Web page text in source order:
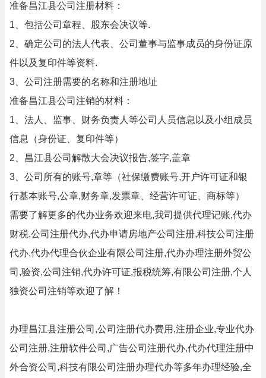
准备昌江县公司注册材料：
1、包括公司章程、股东会决议等.
2、确定公司的法人代表、公司董事与监事成员的身份证原
件以及复印件等资料.
3、公司注册需要的名称和注册地址
准备昌江县公司注销的材料：
1、法人、监事、财务负责人等公司人员信息以及小组成员
信息（身份证、复印件等）
2、昌江县公司解散大会决议报告,签字,盖章
3、公司所有的账号,章等（社保缴费账号,开户许可证和银
行基本账号,公章,财务章,发票章、经营许可证、商标等）
需要了解更多的代办业务欢迎来电,我司提供代理记账,代办
财税,公司注册代办,代办申请房地产公司注册,科技公司注册
代办,代办代理合伙企业有限公司注册,代办办理注册外贸公
司,验资,公司注销,代办许可证,报税统筹,有限公司注册,个人
独资公司注销等欢迎了解！
办理昌江县注册公司,公司注册代办费用,注册企业,专业代办
公司注册,注册软件公司,广告公司注册代办,代办代理注册中
外合资公司,科技有限公司注册办理代办等多年办理经验,全